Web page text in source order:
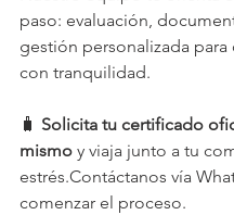
paso: evaluación,
gestión personalizada para
con tranquilidad.
🧳 Solicita tu certificado
mismo y viaja junto a tu
estrés.Contáctanos vía
comenzar el proceso.